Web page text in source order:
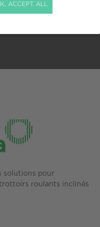
ACCEPT ALL
solutions pour
trottoirs roulants inclinés